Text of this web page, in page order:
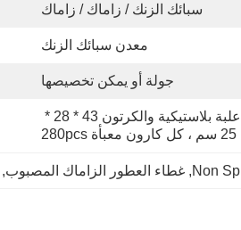
سبائك الزنك / زاماك / زاماك
معدن سبائك الزنك
جولة أو يمكن تخصيصها
25 سم ، كل كارون معبأة 280pcs
, غطاء العطور الزاماك المصبوب,